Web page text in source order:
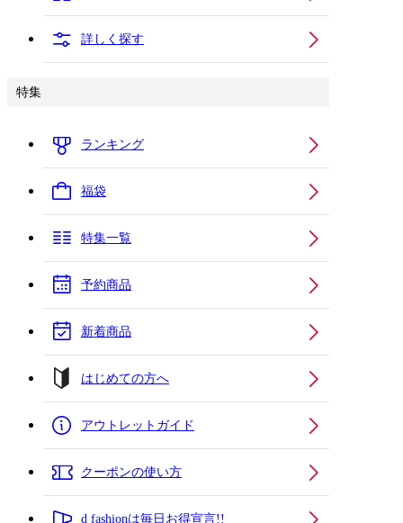
詳しく探す
特集
ランキング
福袋
特集一覧
予約商品
新着商品
はじめての方へ
アウトレットガイド
クーポンの使い方
d fashionは毎日お得宣言!!